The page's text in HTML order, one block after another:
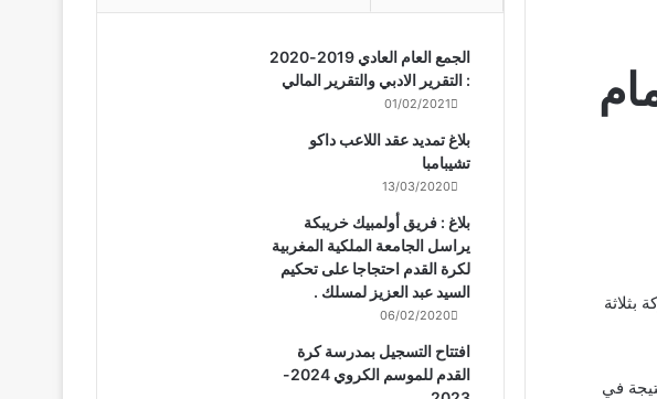
بثلاثة
في
الجمع العام العادي 2019-2020
: التقرير الادبي والتقرير المالي
01/02/2021
بلاغ تمديد عقد اللاعب داكو
تشيبامبا
13/03/2020
بلاغ : فريق أولمبيك خريبكة
يراسل الجامعة الملكية المغربية
لكرة القدم احتجاجا على تحكيم
السيد عبد العزيز لمسلك .
06/02/2020
افتتاح التسجيل بمدرسة كرة
القدم للموسم الكروي 2024-